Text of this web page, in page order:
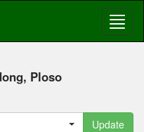
Ploso
Update